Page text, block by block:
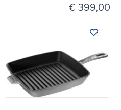
€ 399,00